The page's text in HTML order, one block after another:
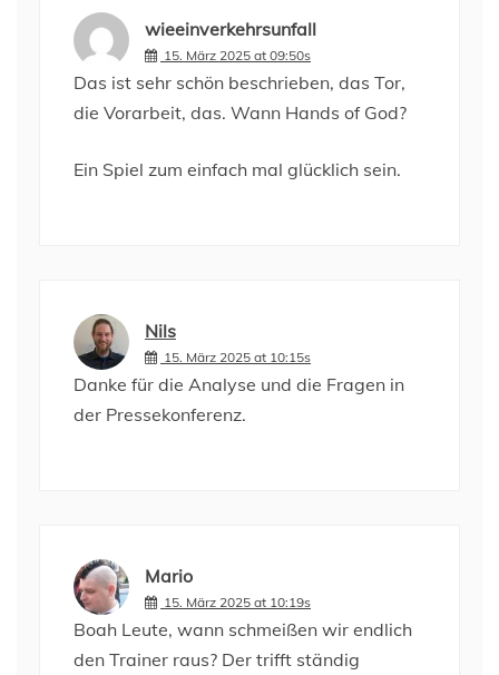
wieeinverkehrsunfall
15. März 2025 at 09:50s
Das ist sehr schön beschrieben, das Tor,
die Vorarbeit, das. Wann Hands of God?
Ein Spiel zum einfach mal glücklich sein.
Nils
15. März 2025 at 10:15s
Danke für die Analyse und die Fragen in
der Pressekonferenz.
Mario
15. März 2025 at 10:19s
Boah Leute, wann schmeißen wir endlich
den Trainer raus? Der trifft ständig